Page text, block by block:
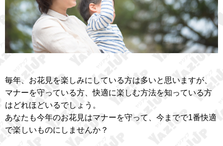
毎年、お花見を楽しみにしている方は多いと思いますが、
マナーを守っている方、快適に楽しむ方法を知っている方
はどれほどいるでしょう。
あなたも今年のお花見はマナーを守って、今までで1番快適
で楽しいものにしませんか？